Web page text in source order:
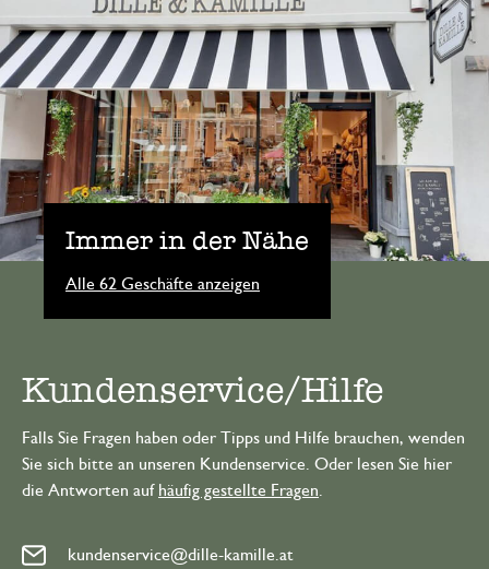
Immer in der Nähe
Alle 62 Geschäfte anzeigen
Kundenservice/Hilfe
Falls Sie Fragen haben oder Tipps und Hilfe brauchen, wenden
Sie sich bitte an unseren Kundenservice. Oder lesen Sie hier
die Antworten auf häufig gestellte Fragen
kundenservice@dille-kamille.at